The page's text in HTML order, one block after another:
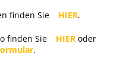
finden Sie HIER.
finden Sie HIER oder
.